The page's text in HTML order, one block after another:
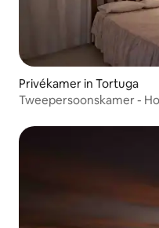
Privékamer in Tortuga
Tweepersoonskamer -